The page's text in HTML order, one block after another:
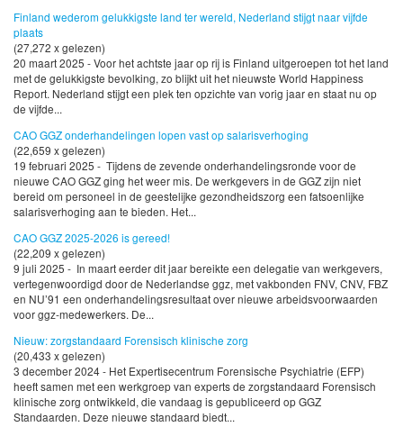
Finland wederom gelukkigste land ter wereld, Nederland stijgt naar vijfde
plaats
(27,272 x gelezen)
20 maart 2025 - Voor het achtste jaar op rij is Finland uitgeroepen tot het land
met de gelukkigste bevolking, zo blijkt uit het nieuwste World Happiness
Report. Nederland stijgt een plek ten opzichte van vorig jaar en staat nu op
de vijfde...
CAO GGZ onderhandelingen lopen vast op salarisverhoging
(22,659 x gelezen)
19 februari 2025 - Tijdens de zevende onderhandelingsronde voor de
nieuwe CAO GGZ ging het weer mis. De werkgevers in de GGZ zijn niet
bereid om personeel in de geestelijke gezondheidszorg een fatsoenlijke
salarisverhoging aan te bieden. Het...
CAO GGZ 2025-2026 is gereed!
(22,209 x gelezen)
9 juli 2025 - In maart eerder dit jaar bereikte een delegatie van werkgevers,
vertegenwoordigd door de Nederlandse ggz, met vakbonden FNV, CNV, FBZ
en NU’91 een onderhandelingsresultaat over nieuwe arbeidsvoorwaarden
voor ggz-medewerkers. De...
Nieuw: zorgstandaard Forensisch klinische zorg
(20,433 x gelezen)
3 december 2024 - Het Expertisecentrum Forensische Psychiatrie (EFP)
heeft samen met een werkgroep van experts de zorgstandaard Forensisch
klinische zorg ontwikkeld, die vandaag is gepubliceerd op GGZ
Standaarden. Deze nieuwe standaard biedt...